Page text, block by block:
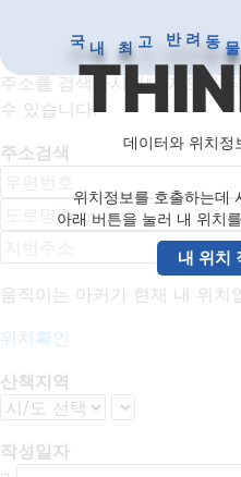
국 내 최 고 반 려 동 물
데이터와 위치정
위치정보를 호출하는데
아래 버튼을 눌러 내 위치
내 위치
주소를 검색하시거나 지도를
수 있습니다.
주소검색
움직이는 마커가 현재 내 위치
위치확인
산책지역
작성일자